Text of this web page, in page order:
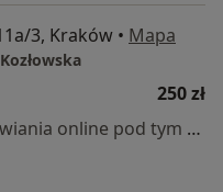
3, Kraków • Mapa
250 zł
Specjalista nie oferuje umawiania online pod tym adresem.